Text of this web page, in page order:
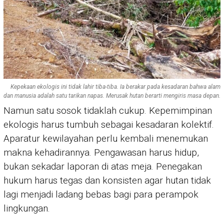
Kepekaan ekologis ini tidak lahir tiba-tiba. Ia berakar pada kesadaran bahwa alam
dan manusia adalah satu tarikan napas. Merusak hutan berarti mengiris masa depan.
Namun satu sosok tidaklah cukup. Kepemimpinan
ekologis harus tumbuh sebagai kesadaran kolektif.
Aparatur kewilayahan perlu kembali menemukan
makna kehadirannya. Pengawasan harus hidup,
bukan sekadar laporan di atas meja. Penegakan
hukum harus tegas dan konsisten agar hutan tidak
lagi menjadi ladang bebas bagi para perampok
lingkungan.